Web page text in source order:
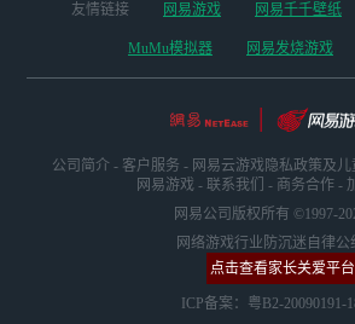
友情链接 网易游戏 网易千千壁纸
MuMu模拟器 网易发烧游戏
公司简介 - 客户服务 - 网易云游戏隐私政策及
网易游戏 - 联系我们 - 商务合作 -
网易公司版权所有 ©1997-
网络游戏行业防沉迷自律公
点击查看家长关爱平
ICP备案：粤B2-20090191-